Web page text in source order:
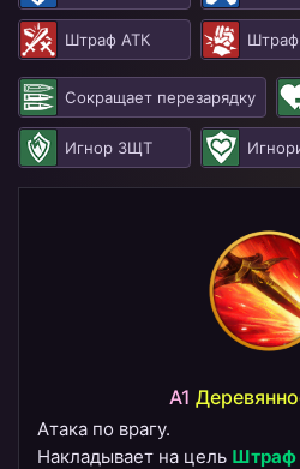
Штраф АТК
Сокращает перезарядку
Игнор ЗЩТ
A1
Атака по врагу.
Накладывает на цель Штраф